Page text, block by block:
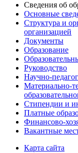
Сведения об
Основные
Структура и
организацией
Документы
Образование
Руководство
Научно-
Материально-
Стипендии и
Платные
Финансово-
Вакантные
Карта сайта